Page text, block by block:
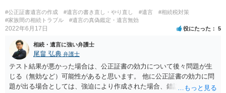
#公正証書遺言の作成 #遺言の書き直し・やり直し #遺言
#相続税対策
#家族間の相続トラブル
#遺言の真偽鑑定・遺言無効
2022年6月17日 役にたった 5
相続・遺言に強い弁護士
尾畠 弘典 弁護士
テスト結果が悪かった場合は、公正証書の効力について後々問題が生
じる（無効など）可能性があると思います。 他に公正証書の効力に問
題が出る場合としては、強迫により作成された場合、錯誤（勘違い）